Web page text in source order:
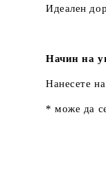
Идеален
Начин на
Нанесете
* може да